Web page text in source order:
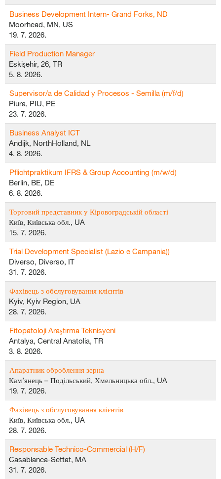
Business Development Intern- Grand Forks, ND
Moorhead, MN, US
19. 7. 2026.
Field Production Manager
Eskişehir, 26, TR
5. 8. 2026.
Supervisor/a de Calidad y Procesos - Semilla (m/f/d)
Piura, PIU, PE
23. 7. 2026.
Business Analyst ICT
Andijk, NorthHolland, NL
4. 8. 2026.
Pflichtpraktikum IFRS & Group Accounting (m/w/d)
Berlin, BE, DE
6. 8. 2026.
Торговий представник у Кіровоградській області
Київ, Київська обл., UA
15. 7. 2026.
Trial Development Specialist (Lazio e Campania))
Diverso, Diverso, IT
31. 7. 2026.
Фахівець з обслуговування клієнтів
Kyiv, Kyiv Region, UA
28. 7. 2026.
Fitopatoloji Araştırma Teknisyeni
Antalya, Central Anatolia, TR
3. 8. 2026.
Апаратник оброблення зерна
Кам’янець – Подільський, Хмельницька обл., UA
19. 7. 2026.
Фахівець з обслуговування клієнтів
Київ, Київська обл., UA
28. 7. 2026.
Responsable Technico-Commercial (H/F)
Casablanca-Settat, MA
31. 7. 2026.